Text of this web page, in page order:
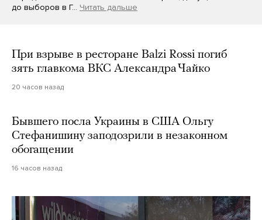
до выборов в Г… Читать дальше
При взрыве в ресторане Balzi Rossi погиб
зять главкома ВКС Александра Чайко
20 часов назад
Бывшего посла Украины в США Ольгу
Стефанишину заподозрили в незаконном
обогащении
16 часов назад